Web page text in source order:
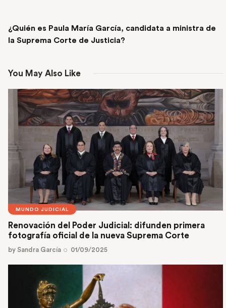
¿Quién es Paula María García, candidata a ministra de
la Suprema Corte de Justicia?
You May Also Like
MUNDO JUDICIAL
Renovación del Poder Judicial: difunden primera
fotografía oficial de la nueva Suprema Corte
by Sandra García 01/09/2025